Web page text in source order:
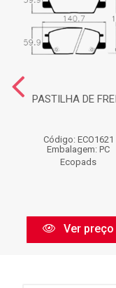
PASTILHA DE
Código: ECO1621
Embalagem: PC
Ecopads
Ver preço